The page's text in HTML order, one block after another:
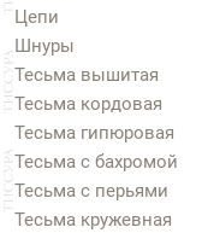
Цепи
Шнуры
Тесьма вышитая
Тесьма кордовая
Тесьма гипюровая
Тесьма с бахромой
Тесьма с перьями
Тесьма кружевная